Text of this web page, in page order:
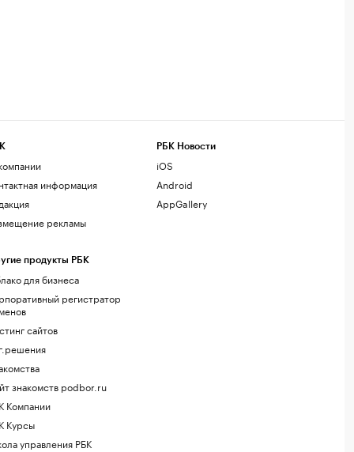
информация
рекламы
продукты РБК
для бизнеса
регистратор
сайтов
знакомств podbor.ru
Компании
Курсы
управления РБК
РБК Новости
iOS
Android
AppGallery